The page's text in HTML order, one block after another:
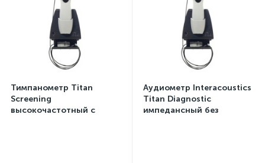
Тимпанометр Titan
Screening
высокочастотный с
Аудиометр Interacoustics
Titan Diagnostic
импедансный без